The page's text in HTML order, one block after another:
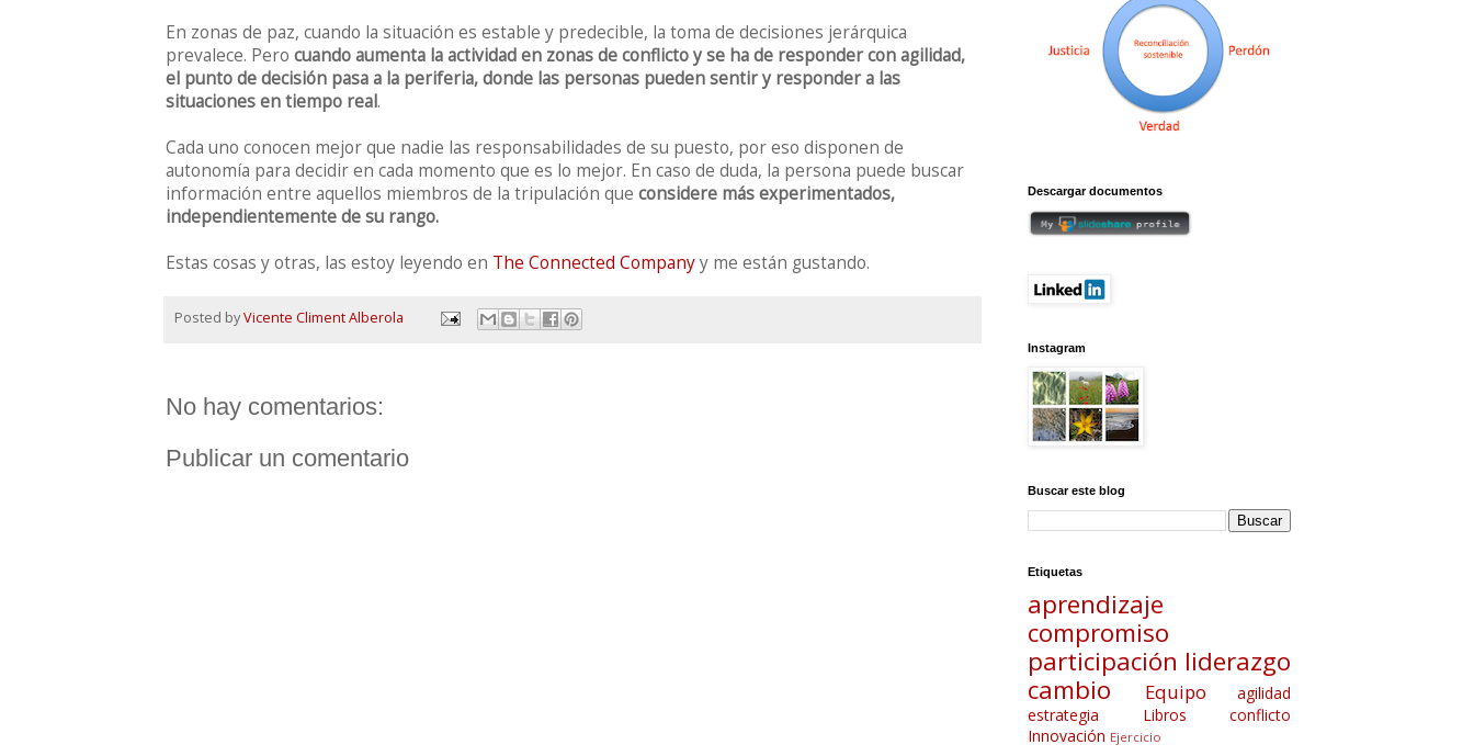
En zonas de paz, cuando la situación es estable y predecible, la toma de decisiones jerárquica
prevalece. Pero cuando aumenta la actividad en zonas de conflicto y se ha de responder con agilidad,
el punto de decisión pasa a la periferia, donde las personas pueden sentir y responder a las
situaciones en tiempo real.
Cada uno conocen mejor que nadie las responsabilidades de su puesto, por eso disponen de
autonomía para decidir en cada momento que es lo mejor. En caso de duda, la persona puede buscar
información entre aquellos miembros de la tripulación que considere más experimentados,
independientemente de su rango.
Estas cosas y otras, las estoy leyendo en The Connected Companyy me están gustando.
Posted byVicente Climent Alberola
No hay comentarios:
Publicar un comentario
Descargar documentos
Instagram
Buscar este blog
Etiquetas
aprendizaje
compromiso
participación liderazgo
cambio
Equipo
agilidad
estrategia
Libros
conflicto
Innovación Ejercicio